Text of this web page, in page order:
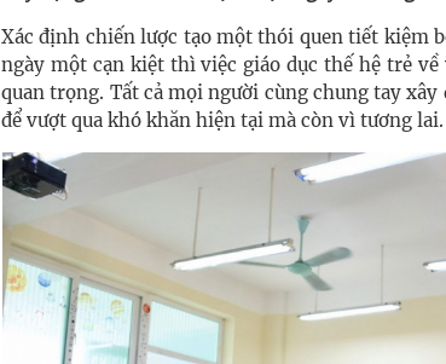
Xác định chiến lược tạo một thói quen tiết kiệm
ngày một cạn kiệt thì việc giáo dục thế hệ trẻ
quan trọng. Tất cả mọi người cùng chung tay
để vượt qua khó khăn hiện tại mà còn vì tương lai.